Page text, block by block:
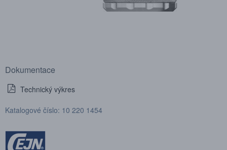
Dokumentace
Technický výkres
Katalogové číslo: 10 220 1454